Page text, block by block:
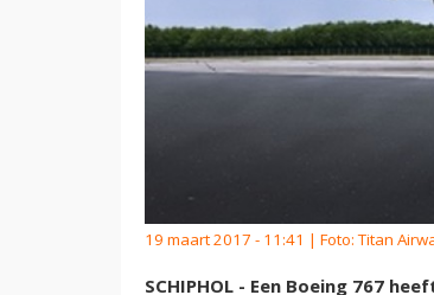
19 maart 2017 - 11:41 | Foto: Titan
SCHIPHOL - Een Boeing 767